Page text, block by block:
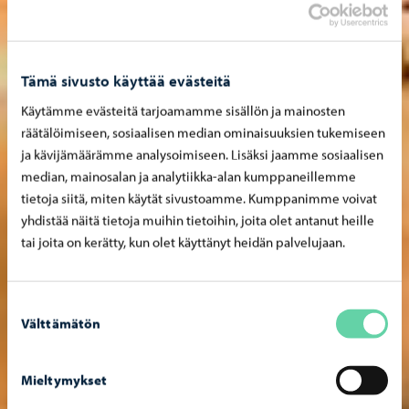
Tämä sivusto käyttää evästeitä
Käytämme evästeitä tarjoamamme sisällön ja mainosten
räätälöimiseen, sosiaalisen median ominaisuuksien tukemiseen
ja kävijämäärämme analysoimiseen. Lisäksi jaamme sosiaalisen
median, mainosalan ja analytiikka-alan kumppaneillemme
tietoja siitä, miten käytät sivustoamme. Kumppanimme voivat
yhdistää näitä tietoja muihin tietoihin, joita olet antanut heille
tai joita on kerätty, kun olet käyttänyt heidän palvelujaan.
valinta
Välttämätön
Mieltymykset